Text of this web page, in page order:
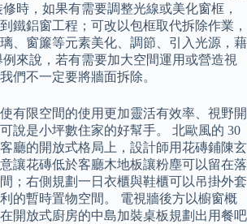
時，如果有需要調整光線或美化窗框，
鐵鋁窗工程；可改以包框取代拆除作業，
、窗簾等元素美化、調節、引入光源，藉
來說，若有需要加大空間運用或營造視
們不一定要將牆面拆除。
有限空間的使用更加靈活有效率、視野開
說是小坪數住家的好幫手。 北歐風的 30
廳的開放式格局上，設計師用花磚鋪陳玄
讓花磚低於客廳木地板讓粉塵可以留在落
；右側規劃一日衣櫃與鞋櫃可以吊掛外套
的暫時置物空間。 電視牆後方以櫥窗概
開放式廚房的中島加裝桌板規劃出用餐吧